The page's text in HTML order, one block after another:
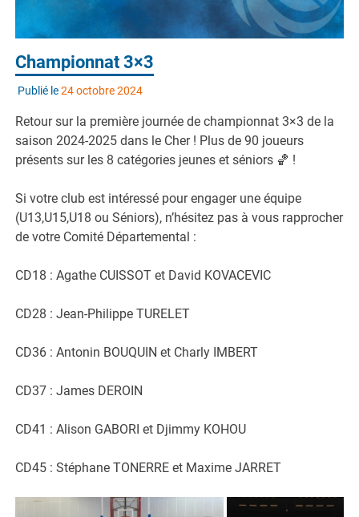
Championnat 3×3
Publié le24 octobre 2024
Retour sur la première journée de championnat 3×3 de la
saison 2024-2025 dans le Cher ! Plus de 90 joueurs
présents sur les 8 catégories jeunes et séniors 🏀 !
Si votre club est intéressé pour engager une équipe
(U13,U15,U18 ou Séniors), n’hésitez pas à vous rapprocher
de votre Comité Départemental :
CD18 : Agathe CUISSOT et David KOVACEVIC
CD28 : Jean-Philippe TURELET
CD36 : Antonin BOUQUIN et Charly IMBERT
CD37 : James DEROIN
CD41 : Alison GABORI et Djimmy KOHOU
CD45 : Stéphane TONERRE et Maxime JARRET